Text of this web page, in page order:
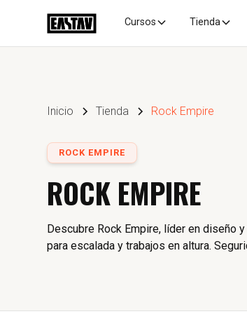
Cursos Tienda
Inicio Tienda Rock Empire
ROCK EMPIRE
ROCK EMPIRE
Descubre Rock Empire, líder en diseño
para escalada y trabajos en altura.